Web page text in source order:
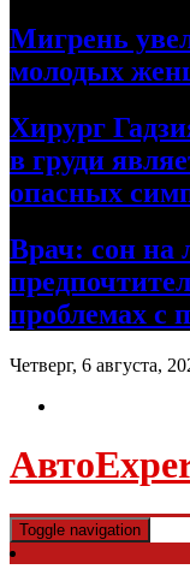
Мигрень
молодых
Хирург
в груди
опасных
Врач: сон на
проблемах с
Четверг, 6 августа,
Toggle navigation